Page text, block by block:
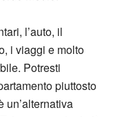
l’auto, il
i viaggi e molto
Potresti
piuttosto
un’alternativa